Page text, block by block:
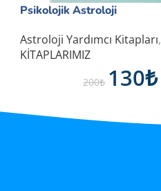
Psikolojik Astroloji
Astroloji Yardımcı Kitapları,
KİTAPLARIMIZ
200₺ 130₺